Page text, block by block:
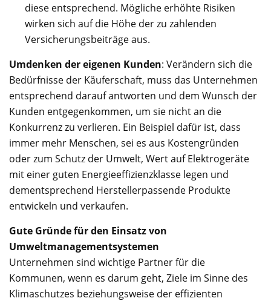
diese entsprechend. Mögliche erhöhte Risiken
wirken sich auf die Höhe der zu zahlenden
Versicherungsbeiträge aus.
Umdenken der eigenen Kunden: Verändern sich die
Bedürfnisse der Käuferschaft, muss das Unternehmen
entsprechend darauf antworten und dem Wunsch der
Kunden entgegenkommen, um sie nicht an die
Konkurrenz zu verlieren. Ein Beispiel dafür ist, dass
immer mehr Menschen, sei es aus Kostengründen
oder zum Schutz der Umwelt, Wert auf Elektrogeräte
mit einer guten Energieeffizienzklasse legen und
dementsprechend Herstellerpassende Produkte
entwickeln und verkaufen.
Gute Gründe für den Einsatz von
Umweltmanagementsystemen
Unternehmen sind wichtige Partner für die
Kommunen, wenn es darum geht, Ziele im Sinne des
Klimaschutzes beziehungsweise der effizienten